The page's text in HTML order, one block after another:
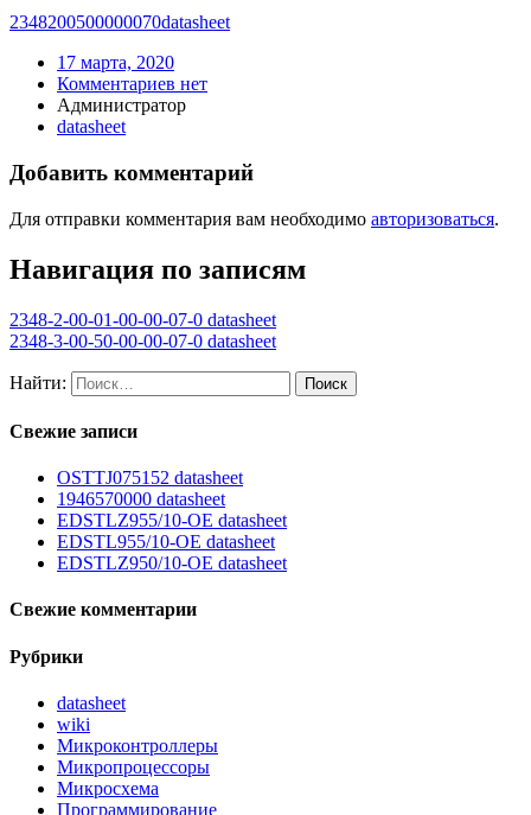
2348200500000070datasheet
17 марта, 2020
Комментариев нет
Администратор
datasheet
Добавить комментарий
Для отправки комментария вам необходимо авторизоваться.
Навигация по записям
2348-2-00-01-00-00-07-0 datasheet
2348-3-00-50-00-00-07-0 datasheet
Найти:
Свежие записи
OSTTJ075152 datasheet
1946570000 datasheet
EDSTLZ955/10-OE datasheet
EDSTL955/10-OE datasheet
EDSTLZ950/10-OE datasheet
Свежие комментарии
Рубрики
datasheet
wiki
Микроконтроллеры
Микропроцессоры
Микросхема
Программирование